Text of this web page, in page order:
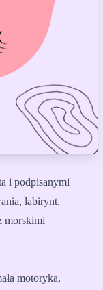
i podpisanymi
labirynt,
morskimi
motoryka,